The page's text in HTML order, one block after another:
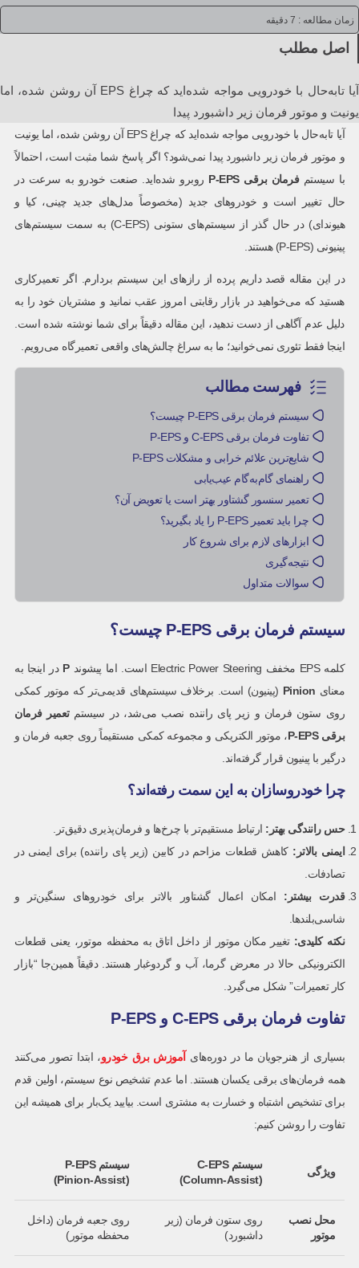
زمان مطالعه : 7 دقیقه
اصل مطلب
آیا تا‌به‌حال با خودرویی مواجه شده‌اید که چراغ EPS آن روشن شده، اما
یونیت و موتور فرمان زیر داشبورد پیدا
آیا تا‌به‌حال با خودرویی مواجه شده‌اید که چراغ EPS آن روشن شده، اما یونیت
و موتور فرمان زیر داشبورد پیدا نمی‌شود؟ اگر پاسخ شما مثبت است، احتمالاً
با سیستمفرمان برقی P-EPS
روبرو شده‌اید. صنعت خودرو به سرعت در
حال تغییر است و خودروهای جدید (مخصوصاً مدل‌های جدید چینی، کیا و
هیوندای) در حال گذر از سیستم‌های ستونی (C-EPS) به سمت سیستم‌های
پینیونی (P-EPS) هستند.
در این مقاله قصد داریم پرده از رازهای این سیستم بردارم. اگر تعمیرکاری
هستید که می‌خواهید در بازار رقابتی امروز عقب نمانید و مشتریان خود را به
دلیل عدم آگاهی از دست ندهید، این مقاله دقیقاً برای شما نوشته شده است.
اینجا فقط تئوری نمی‌خوانید؛ ما به سراغ چالش‌های واقعی تعمیرگاه می‌رویم.
فهرست مطالب
سیستم فرمان برقی P-EPS چیست؟
تفاوت فرمان برقی C-EPS و P-EPS
شایع‌ترین علائم خرابی و مشکلات P-EPS
راهنمای گام‌به‌گام عیب‌یابی
تعمیر سنسور گشتاور بهتر است یا تعویض آن؟
چرا باید تعمیر P-EPS را یاد بگیرید؟
ابزارهای لازم برای شروع کار
نتیجه‌گیری
سوالات متداول
سیستم فرمان برقی P-EPS چیست؟
کلمه EPS مخفف Electric Power Steering است. اما پیشوند P در اینجا به
معنای Pinion (پینیون) است. برخلاف سیستم‌های قدیمی‌تر که موتور کمکی
روی ستون فرمان و زیر پای راننده نصب می‌شد، در سیستمتعمیر فرمان
برقی P-EPS
، موتور الکتریکی و مجموعه کمکی مستقیماً روی جعبه فرمان و
درگیر با پینیون قرار گرفته‌اند.
چرا خودروسازان به این سمت رفته‌اند؟
حس رانندگی بهتر : ارتباط مستقیم‌تر با چرخ‌ها و فرمان‌پذیری دقیق‌تر.
ایمنی بالاتر : کاهش قطعات مزاحم در کابین (زیر پای راننده) برای ایمنی در
تصادفات.
قدرت بیشتر : امکان اعمال گشتاور بالاتر برای خودروهای سنگین‌تر و
شاسی‌بلندها.
نکته کلیدی: تغییر مکان موتور از داخل اتاق به محفظه موتور، یعنی قطعات
الکترونیکی حالا در معرض گرما، آب و گردوغبار هستند. دقیقاً همین‌جا “بازار
کار تعمیرات” شکل می‌گیرد.
تفاوت فرمان برقی C-EPS و P-EPS
بسیاری از هنرجویان ما در دوره‌های آموزش برق خودرو، ابتدا تصور می‌کنند
همه فرمان‌های برقی یکسان هستند. اما عدم تشخیص نوع سیستم، اولین قدم
برای تشخیص اشتباه و خسارت به مشتری است. بیایید یک‌بار برای همیشه این
تفاوت را روشن کنیم:
ویژگی
سیستم C-EPS
(Column-Assist)
سیستم P-EPS
(Pinion-Assist)
محل نصب
موتور
روی ستون فرمان (زیر
داشبورد)
روی جعبه فرمان (داخل
محفظه موتور)